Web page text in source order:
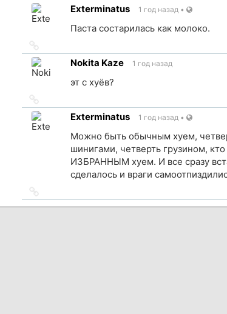
источникExterminatus 1 год назад •
Паста состарилась как молоко.
на
источникNokita Kaze 1 год назад
эт с хуёв?
на
источникExterminatus 1 год назад •
Можно быть обычным хуем,
шинигами, четверть грузином,
ИЗБРАННЫМ хуем. И все сразу
сделалось и враги
на